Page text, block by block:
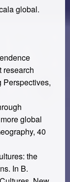
global.
research
Perspectives,
global
40
the
In B.